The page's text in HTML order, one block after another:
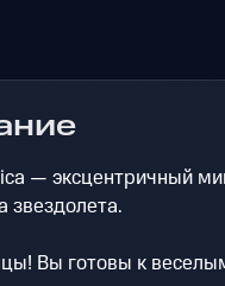
— эксцентричный
звездолета.
Вы готовы к